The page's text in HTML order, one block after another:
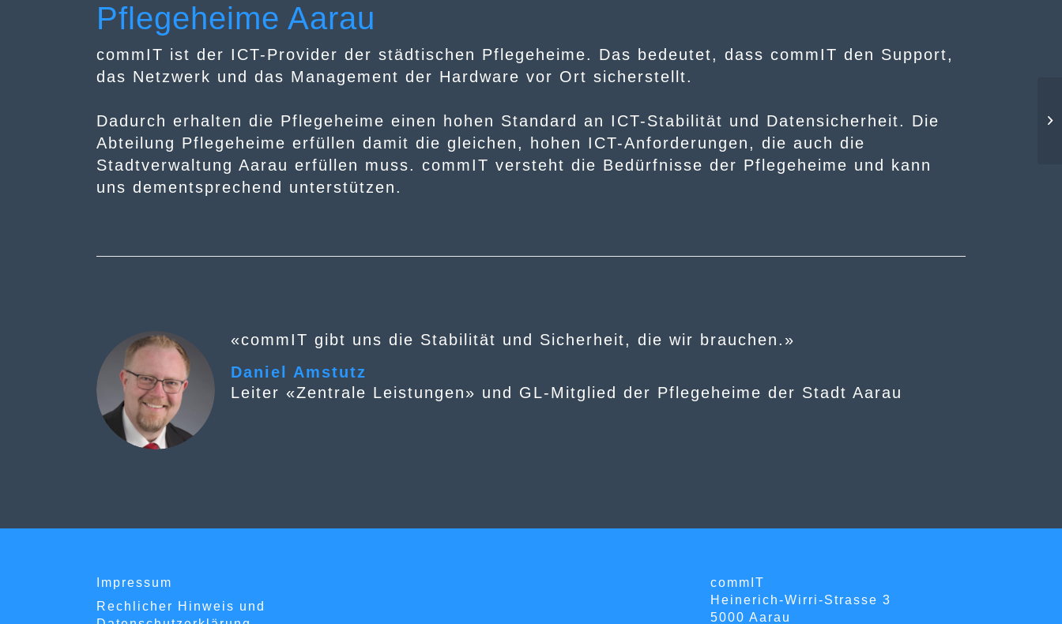
Pflegeheime Aarau
commIT ist der ICT-Provider der städtischen Pflegeheime. Das bedeutet, dass commIT den Support,
das Netzwerk und das Management der Hardware vor Ort sicherstellt.
Dadurch erhalten die Pflegeheime einen hohen Standard an ICT-Stabilität und Datensicherheit. Die
Abteilung Pflegeheime erfüllen damit die gleichen, hohen ICT-Anforderungen, die auch die
Stadtverwaltung Aarau erfüllen muss. commIT versteht die Bedürfnisse der Pflegeheime und kann
uns dementsprechend unterstützen.
«commIT gibt uns die Stabilität und Sicherheit, die wir brauchen.»
Daniel Amstutz
Leiter «Zentrale Leistungen» und GL-Mitglied der Pflegeheime der Stadt Aarau
Impressum
Rechlicher Hinweis und
commIT
Heinerich-Wirri-Strasse 3
5000 Aarau